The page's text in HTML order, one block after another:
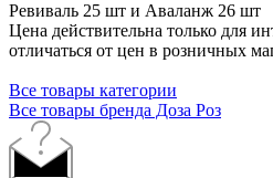
Ревиваль 25 шт и Аваланж 26 шт
Цена действительна только для
отличаться от цен в розничных
Все товары категории
Все товары бренда Доза Роз